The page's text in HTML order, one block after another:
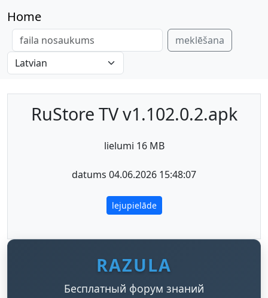
Home
meklēšana
RuStore TV v1.102.0.2.apk
lielumi 16 MB
datums 04.06.2026 15:48:07
lejupielāde
RAZULA
Бесплатный форум знаний